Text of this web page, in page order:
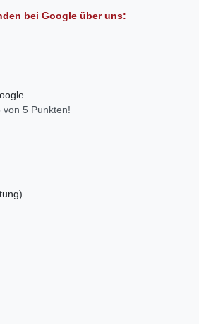
bei Google über uns:
5 Punkten!